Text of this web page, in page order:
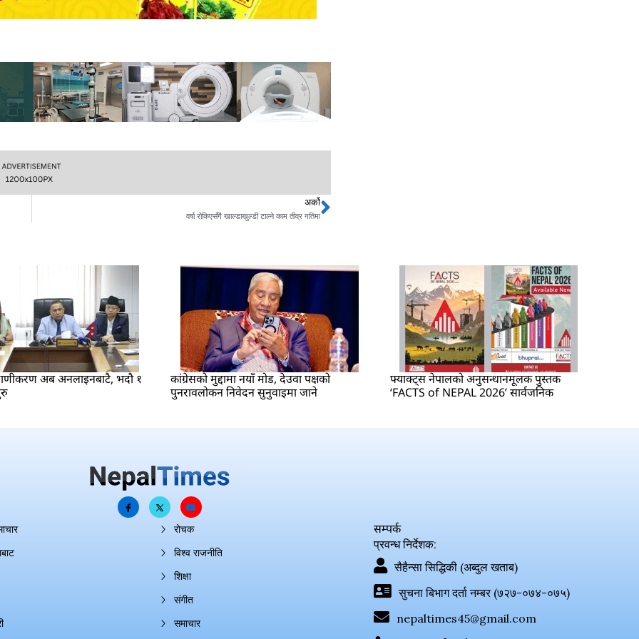
अर्को
वर्षा रोकिएसँगै खाल्डाखुल्डी टाल्ने काम तीव्र गतिमाNext
अब अनलाइनबाटै, भदौ १
कांग्रेसको मुद्दामा नयाँ मोड, देउवा पक्षको
पुनरावलोकन निवेदन सुनुवाइमा जाने
फ्याक्ट्स नेपालको अनुसन्धानमूलक पुस्तक
‘FACTS of NEPAL 2026’ सार्वजनिक
रोचक
विश्व राजनीति
शिक्षा
संगीत
समाचार
सम्पर्क
प्रवन्ध निर्देशक:
सैहैन्सा सिद्धिकी (अब्दुल खताब)
सुचना बिभाग दर्ता नम्बर (७२७-०७४-०७५)
nepaltimes45@gmail.com